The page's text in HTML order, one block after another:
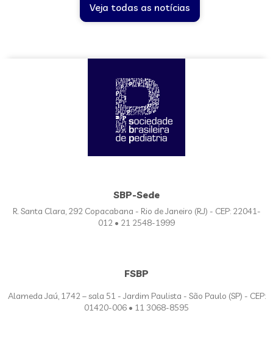
Veja todas as notícias
SBP-Sede
R. Santa Clara, 292 Copacabana - Rio de Janeiro (RJ) - CEP: 22041-
012 • 21 2548-1999
FSBP
Alameda Jaú, 1742 – sala 51 - Jardim Paulista - São Paulo (SP) - CEP:
01420-006 • 11 3068-8595